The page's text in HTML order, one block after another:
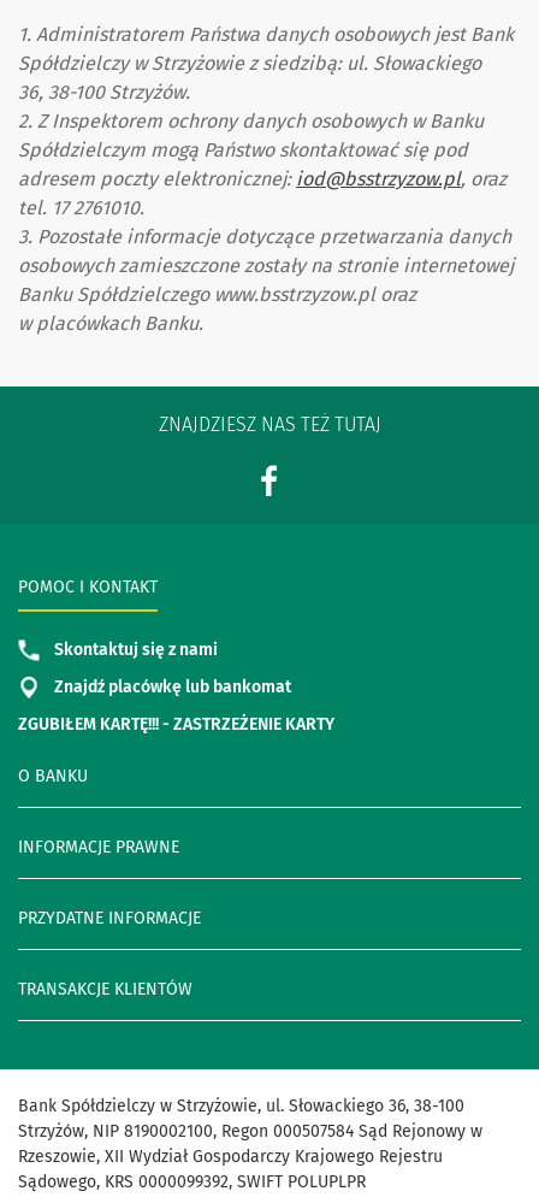
1. Administratorem Państwa danych osobowych jest Bank
Spółdzielczy w Strzyżowie z siedzibą: ul. Słowackiego
36, 38-100 Strzyżów.
2. Z Inspektorem ochrony danych osobowych w Banku
Spółdzielczym mogą Państwo skontaktować się pod
adresem poczty elektronicznej: iod@bsstrzyzow.pl, oraz
tel. 17 2761010.
3. Pozostałe informacje dotyczące przetwarzania danych
osobowych zamieszczone zostały na stronie internetowej
Banku Spółdzielczego www.bsstrzyzow.pl oraz
w placówkach Banku.
ZNAJDZIESZ NAS TEŻ TUTAJ
O BANKU
INFORMACJE PRAWNE
PRZYDATNE INFORMACJE
TRANSAKCJE KLIENTÓW
POMOC I KONTAKT
Skontaktuj się z nami
Znajdź placówkę lub bankomat
ZGUBIŁEM KARTĘ!!! - ZASTRZEŻENIE KARTY
Bank Spółdzielczy w Strzyżowie, ul. Słowackiego 36, 38-100
Strzyżów, NIP 8190002100, Regon 000507584 Sąd Rejonowy w
Rzeszowie, XII Wydział Gospodarczy Krajowego Rejestru
Sądowego, KRS 0000099392, SWIFT POLUPLPR